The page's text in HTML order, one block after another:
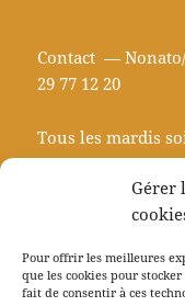
Gérer
Pour offrir les meilleures
que les cookies pour
fait de consentir à ces
Contact — Nonato/
29 77 12 20
Tous les mardis
!